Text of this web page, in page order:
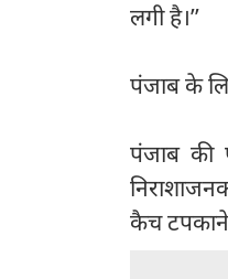
लगी है।’’
पंजाब के
पंजाब की
कैच टपकाने